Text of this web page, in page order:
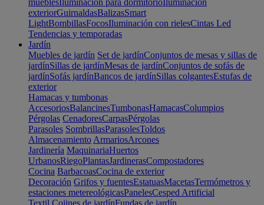
mueblesIluminación para dormitorioIluminación
exteriorGuirnaldasBalizasSmart
LightBombillasFocosIluminación con rielesCintas Led
Tendencias y temporadas
Jardín
Muebles de jardín Set de jardínConjuntos de mesas y sillas de
jardínSillas de jardínMesas de jardínConjuntos de sofás de
jardínSofás jardínBancos de jardínSillas colgantesEstufas de
exterior
Hamacas y tumbonas
AccesoriosBalancinesTumbonasHamacasColumpios
Pérgolas CenadoresCarpasPérgolas
Parasoles SombrillasParasolesToldos
Almacenamiento ArmariosArcones
Jardinería MaquinariaHuertos
UrbanosRiegoPlantasJardinerasCompostadores
Cocina BarbacoasCocina de exterior
Decoración Grifos y fuentesEstatuasMacetasTermómetros y
estaciones metereológicasPanelesCesped Artificial
Textil Cojines de jardínFundas de jardín